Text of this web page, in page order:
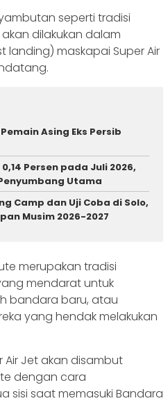
seperti tradisi
dilakukan dalam
maskapai Super Air
Asing Eks Persib
Persen pada Juli 2026,
Utama
Camp dan Uji Coba di Solo,
Musim 2026-2027
merupakan tradisi
mendarat untuk
bandara baru, atau
yang hendak melakukan
Air Jet akan disambut
dengan cara
sisi saat memasuki Bandara